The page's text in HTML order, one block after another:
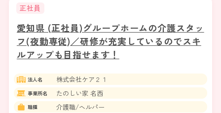
正社員
愛知県 (正社員)グループホームの介護スタッ
フ(夜勤専従)／研修が充実しているのでスキ
ルアップも目指せます！
法人名 株式会社ケア２１
事業所名 たのしい家 名西
職種 介護職/ヘルパー